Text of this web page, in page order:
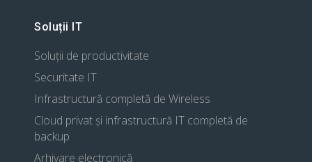
Soluții IT
Soluții de productivitate
Securitate IT
Infrastructură completă de Wireless
Cloud privat și infrastructură IT completă de
backup
Arhivare electronică